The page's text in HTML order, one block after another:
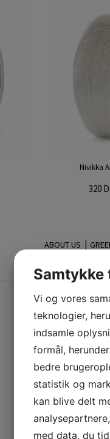
Nivikka
320
ABOUT US |
nyhedsbrev:
Vi og vores
teknologier,
indsamle
formål,
bedre
statistik og
kan blive delt
med data, du